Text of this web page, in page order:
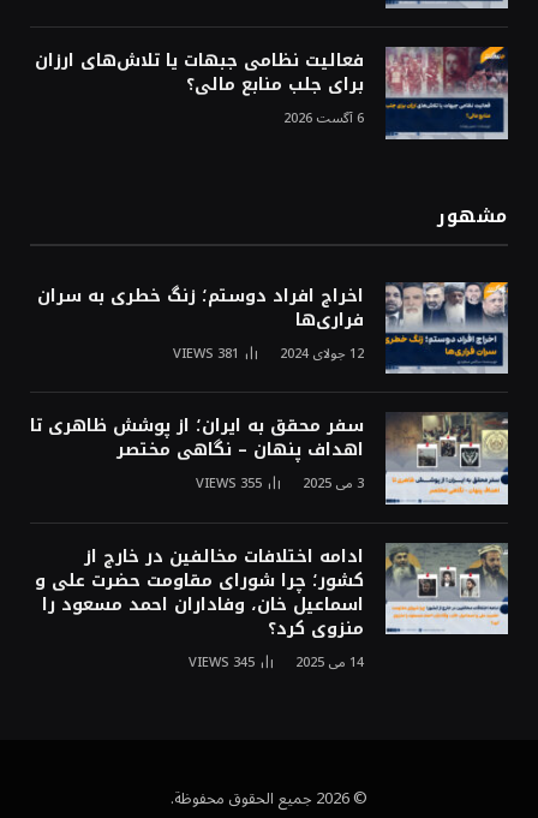
فعالیت نظامی جبهات یا تلاش‌های ارزان
برای جلب منابع مالی؟
6 آگست 2026
مشهور
اخراج افراد دوستم؛ زنگ خطری به سران
فراری‌ها
12 جولای 2024 381
VIEWS
سفر محقق به ایران؛ از پوشش ظاهری تا
اهداف پنهان – نگاهی مختصر
3 می 2025 355
VIEWS
ادامه اختلافات مخالفین در خارج از
کشور؛ چرا شورای مقاومت حضرت علی و
اسماعیل خان، وفاداران احمد مسعود را
منزوی کرد؟
14 می 2025 345
VIEWS
© 2026 جميع الحقوق محفوظة.